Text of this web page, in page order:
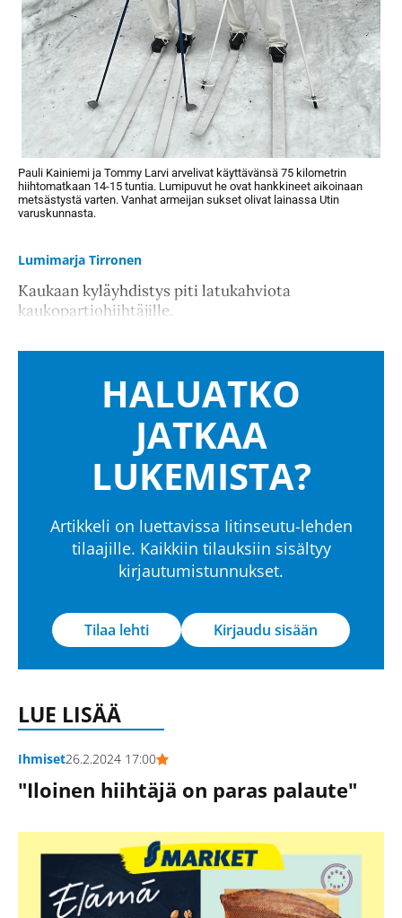
Pauli Kainiemi ja Tommy Larvi arvelivat käyttävänsä 75 kilometrin
hiihtomatkaan 14-15 tuntia. Lumipuvut he ovat hankkineet aikoinaan
metsästystä varten. Vanhat armeijan sukset olivat lainassa Utin
varuskunnasta.
Lumimarja Tirronen
Kaukaan kyläyhdistys piti latukahviota
kaukopartiohiihtäjille.
HALUATKO
JATKAA
LUKEMISTA?
Artikkeli on luettavissa Iitinseutu-lehden
tilaajille. Kaikkiin tilauksiin sisältyy
kirjautumistunnukset.
Tilaa lehti Kirjaudu sisään
LUE LISÄÄ
Ihmiset26.2.2024 17:00
"Iloinen hiihtäjä on paras palaute"